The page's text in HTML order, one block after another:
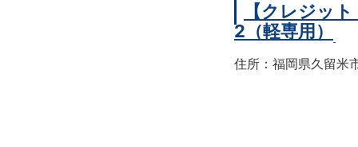
【クレジッ
2（軽専用）
住所：福岡県久留米